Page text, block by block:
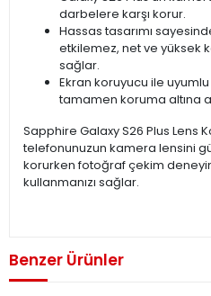
darbelere karşı korur.
Hassas tasarımı
etkilemez, net ve yüksek
sağlar.
Ekran koruyucu ile
tamamen koruma altına
Sapphire Galaxy S26 Plus Lens
telefonunuzun kamera lensini
korurken fotoğraf çekim
kullanmanızı sağlar.
Benzer Ürünler